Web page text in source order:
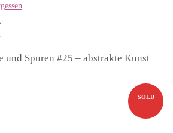
und Spuren #25 – abstrakte Kunst
SOLD